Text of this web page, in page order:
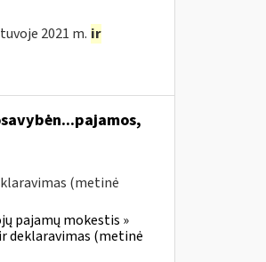
2021 m. ir
(metinė
pajamų mokestis »
deklaravimas (metinė